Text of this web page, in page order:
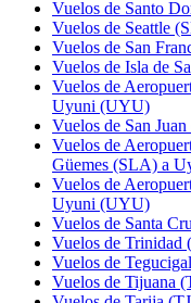
Vuelos de Santo
Vuelos de Seattle
Vuelos de San
Vuelos de Isla de
Vuelos de
Uyuni (UYU)
Vuelos de San
Vuelos de
Güemes (SLA) a
Vuelos de
Uyuni (UYU)
Vuelos de Santa
Vuelos de
Vuelos de
Vuelos de Tijuana